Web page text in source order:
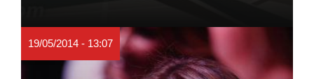
19/05/2014 - 13:07